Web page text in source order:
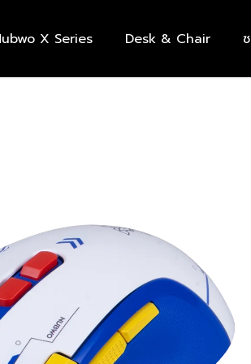
X Series Desk & Chair